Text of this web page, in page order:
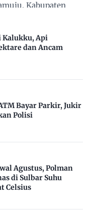
Kabupaten
Kalukku, Api
dan Ancam
Bayar Parkir, Jukir
Polisi
Agustus, Polman
di Sulbar Suhu
Celsius